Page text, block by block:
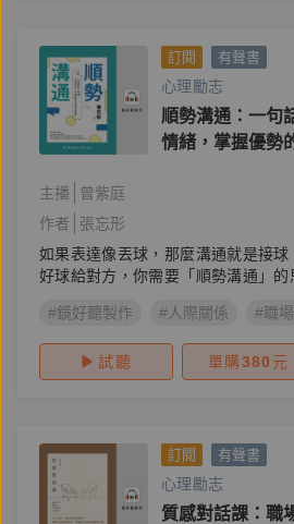
訂閱 有聲書
心理勵志
順勢溝通：一句
情緒，掌握優勢
主播
曾紫庭
作者
張忘形
如果表達像丟球，那麼溝通就是接
好球給對方，你需要「順勢溝通」的
#鏡好聽製作 #人際關係 #職
試聽 單購380 元
訂閱 有聲書
心理勵志
質感對話課：職